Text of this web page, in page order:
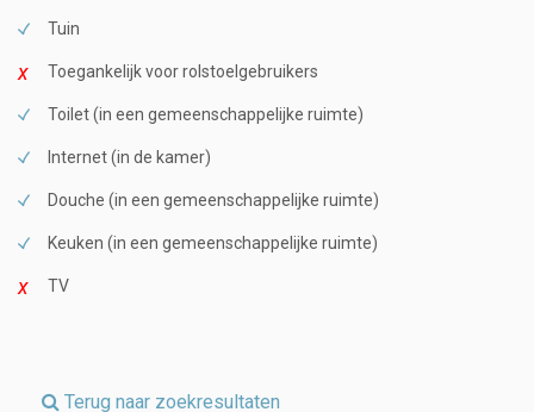
Tuin
Toegankelijk voor rolstoelgebruikers
Toilet (in een gemeenschappelijke ruimte)
Internet (in de kamer)
Douche (in een gemeenschappelijke ruimte)
Keuken (in een gemeenschappelijke ruimte)
TV
Terug naar zoekresultaten